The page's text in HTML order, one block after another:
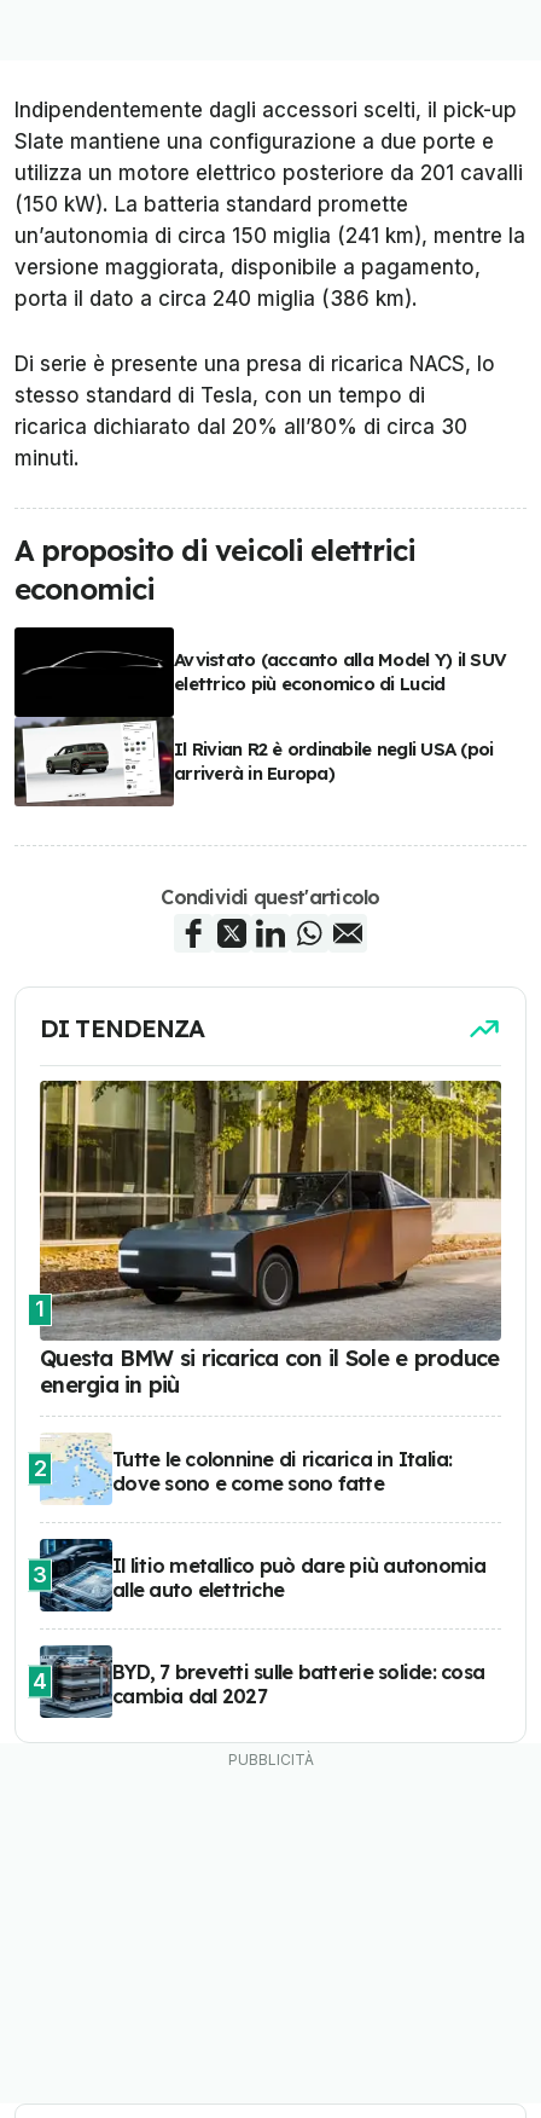
Indipendentemente dagli accessori scelti, il pick-up
Slate mantiene una configurazione a due porte e
utilizza un motore elettrico posteriore da 201 cavalli
(150 kW). La batteria standard promette
un’autonomia di circa 150 miglia (241 km), mentre la
versione maggiorata, disponibile a pagamento,
porta il dato a circa 240 miglia (386 km).
Di serie è presente una presa di ricarica NACS, lo
stesso standard di Tesla, con un tempo di
ricarica dichiarato dal 20% all’80% di circa 30
minuti.
A proposito di veicoli elettrici
economici
Avvistato (accanto alla Model Y) il SUV
elettrico più economico di Lucid
Il Rivian R2 è ordinabile negli USA (poi
arriverà in Europa)
Condividi quest'articolo
DI TENDENZA
1
Questa BMW si ricarica con il Sole e produce
energia in più
2
Tutte le colonnine di ricarica in Italia:
dove sono e come sono fatte
3
Il litio metallico può dare più autonomia
alle auto elettriche
4
BYD, 7 brevetti sulle batterie solide: cosa
cambia dal 2027